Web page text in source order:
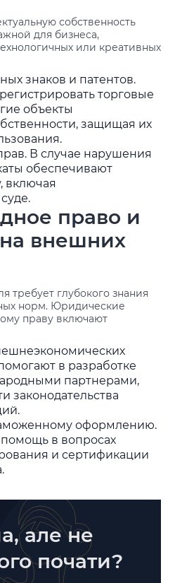
собственность
для бизнеса,
или креативных
знаков и патентов.
торговые
объекты
защищая их
В случае нарушения
обеспечивают
включая
право и
внешних
требует глубокого знания
норм. Юридические
праву включают
в разработке
партнерами,
законодательства
оформлению.
в вопросах
и сертификации
але не
почати?